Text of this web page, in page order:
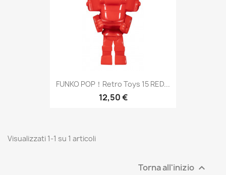
FUNKO POP！Retro Toys 15 RED...
12,50 €
Visualizzati 1-1 su 1 articoli
Torna all'inizio 